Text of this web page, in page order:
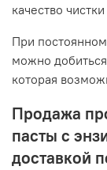
качество
При
можно
которая
Продажа
пасты с
доставкой